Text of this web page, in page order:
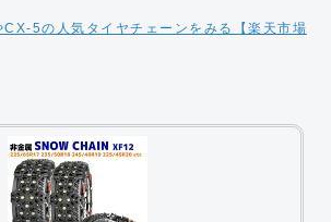
5の人気タイヤチェーンをみる【楽天市場